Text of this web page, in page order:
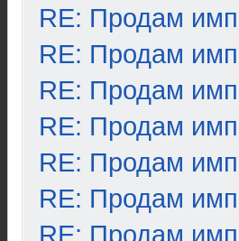
RE: Продам
RE: Продам
RE: Продам
RE: Продам
RE: Продам
RE: Продам
RE: Продам